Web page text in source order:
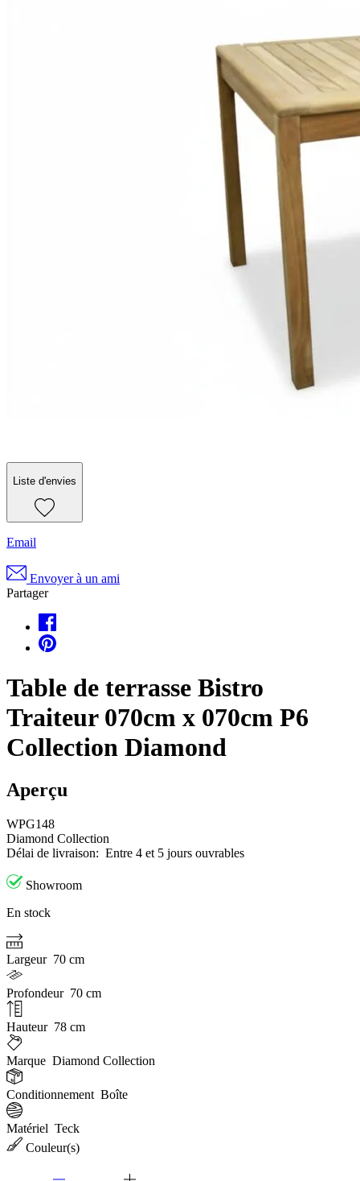
Liste d'envies
Email
Envoyer à un ami
Partager
Table de terrasse Bistro
Traiteur 070cm x 070cm P6
Collection Diamond
Aperçu
WPG148
Diamond Collection
Délai de livraison: Entre 4 et 5 jours ouvrables
Showroom
En stock
Largeur 70 cm
Profondeur 70 cm
Hauteur 78 cm
Marque Diamond Collection
Conditionnement Boîte
Matériel Teck
Couleur(s)